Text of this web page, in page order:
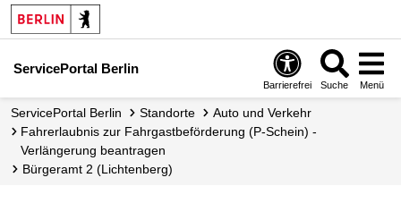
ServicePortal Berlin
Barrierefrei Suche Menü
ServicePortal Berlin Standorte
Auto und Verkehr
Fahrerlaubnis zur Fahrgastbeförderung (P-Schein) -
Verlängerung beantragen
Bürgeramt 2 (Lichtenberg)